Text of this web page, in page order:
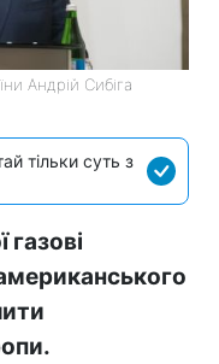
Андрій Сибіга
тільки суть з